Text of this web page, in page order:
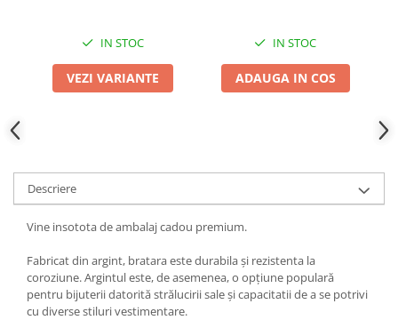
IN STOC
VEZI VARIANTE
IN STOC
ADAUGA IN COS
Descriere
Vine insotota de ambalaj cadou premium.
Fabricat din argint, bratara este durabila și rezistenta la
coroziune. Argintul este, de asemenea, o opțiune populară
pentru bijuterii datorită strălucirii sale și capacitatii de a se potrivi
cu diverse stiluri vestimentare.